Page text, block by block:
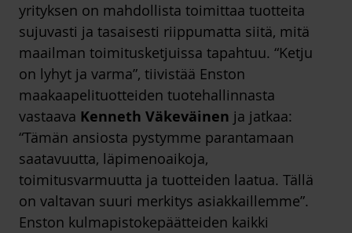
yrityksen on mahdollista toimittaa tuotteita
sujuvasti ja tasaisesti riippumatta siitä, mitä
maailman toimitusketjuissa tapahtuu. “Ketju
on lyhyt ja varma”, tiivistää Enston
maakaapelituotteiden tuotehallinnasta
vastaava Kenneth Väkeväinen ja jatkaa:
“Tämän ansiosta pystymme parantamaan
saatavuutta, läpimenoaikoja,
toimitusvarmuutta ja tuotteiden laatua. Tällä
on valtavan suuri merkitys asiakkaillemme”.
Enston kulmapistokepäätteiden kaikki